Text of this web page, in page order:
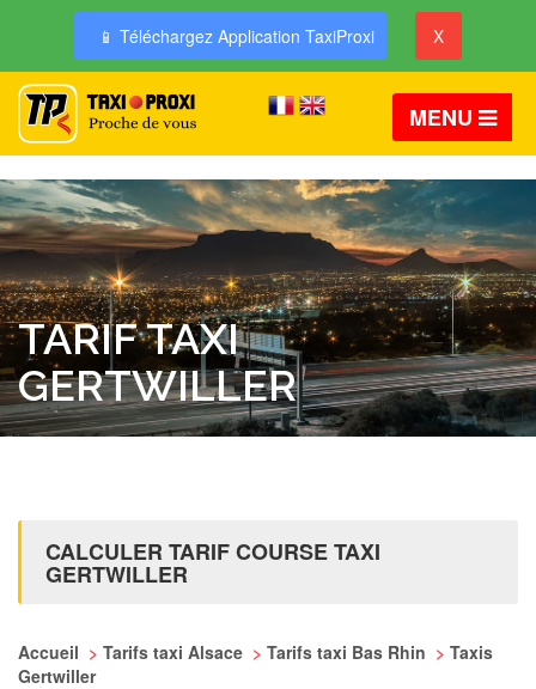
📱 Téléchargez Application TaxiProxi X
MENU
TARIF TAXI
GERTWILLER
CALCULER TARIF COURSE TAXI
GERTWILLER
Accueil > Tarifs taxi Alsace > Tarifs taxi Bas Rhin > Taxis
Gertwiller